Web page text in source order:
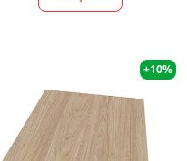
+10%